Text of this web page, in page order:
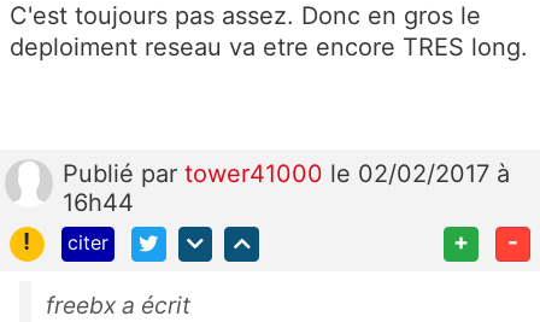
C'est toujours pas assez. Donc en gros le
deploiment reseau va etre encore TRES long.
Publié par tower41000 le 02/02/2017 à
16h44
!
citer + -
freebx a écrit